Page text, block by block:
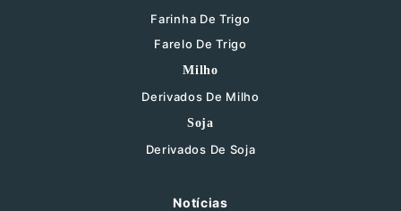
Farinha De Trigo
Farelo De Trigo
Milho
Derivados De Milho
Soja
Derivados De Soja
Notícias